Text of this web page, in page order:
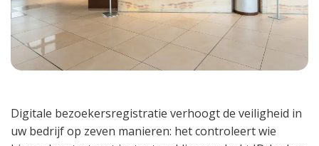
Digitale bezoekersregistratie verhoogt de veiligheid in
uw bedrijf op zeven manieren: het controleert wie